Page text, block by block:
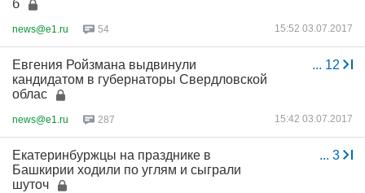
б
news@e1.ru 54 15:52 03.07.2017
... 12
Евгения Ройзмана выдвинули
кандидатом в губернаторы Свердловской
облас
news@e1.ru 287 15:42 03.07.2017
... 3
Екатеринбуржцы на празднике в
Башкирии ходили по углям и сыграли
шуточ